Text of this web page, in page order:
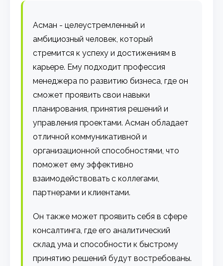
Асман - целеустремленный и
амбициозный человек, который
стремится к успеху и достижениям в
карьере. Ему подходит профессия
менеджера по развитию бизнеса, где он
сможет проявить свои навыки
планирования, принятия решений и
управления проектами. Асман обладает
отличной коммуникативной и
организационной способностями, что
поможет ему эффективно
взаимодействовать с коллегами,
партнерами и клиентами.
Он также может проявить себя в сфере
консалтинга, где его аналитический
склад ума и способности к быстрому
принятию решений будут востребованы.